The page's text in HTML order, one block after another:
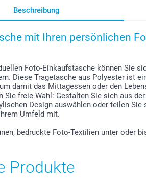
Beschreibung
mit Ihren persönlichen
Foto-Einkaufstasche können Sie
Diese Tragetasche aus Polyester ist
damit das Mittagessen oder den
Sie freie Wahl: Gestalten Sie sich aus
Design auswählen oder teilen
Umfeld mit.
bedruckte Foto-Textilien unter oder
Produkte